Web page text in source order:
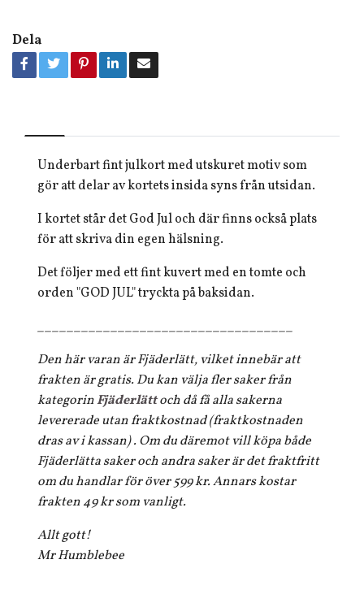
Dela
Underbart fint julkort med utskuret motiv som
gör att delar av kortets insida syns från utsidan.
I kortet står det God Jul och där finns också plats
för att skriva din egen hälsning.
Det följer med ett fint kuvert med en tomte och
orden "GOD JUL" tryckta på baksidan.
___________________________________
Den här varan är Fjäderlätt, vilket innebär att
frakten är gratis. Du kan välja fler saker från
kategorinFjäderlättoch då få alla sakerna
levererade utan fraktkostnad (fraktkostnaden
dras av i kassan) . Om du däremot vill köpa både
Fjäderlätta saker och andra saker är det fraktfritt
om du handlar för över 599 kr. Annars kostar
frakten 49 kr som vanligt.
Allt gott!
Mr Humblebee